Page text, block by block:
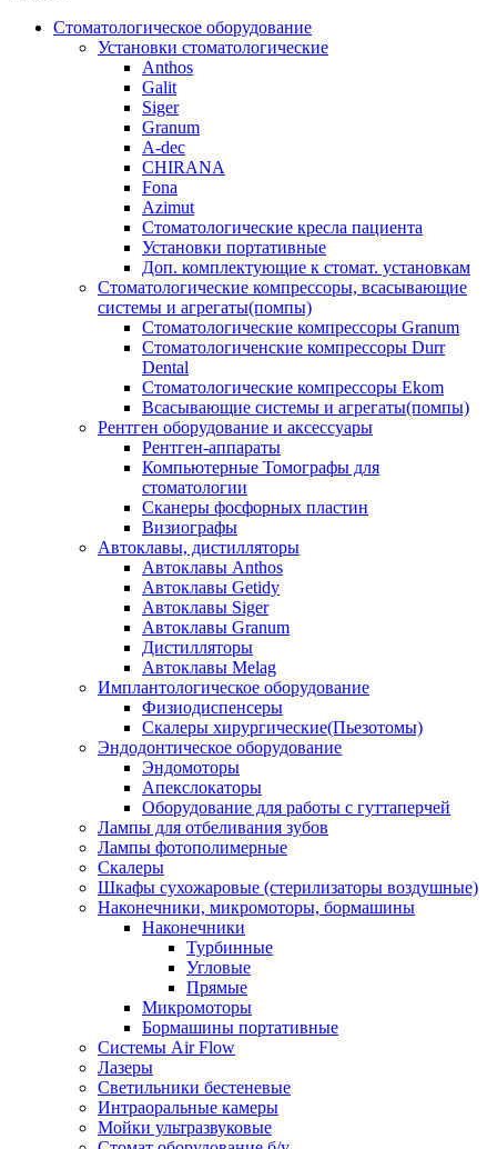
Стоматологическое оборудование
Установки стоматологические
Anthos
Galit
Siger
Granum
A-dec
CHIRANA
Fona
Azimut
Стоматологические кресла пациента
Установки портативные
Доп. комплектующие к стомат. установкам
Стоматологические компрессоры, всасывающие
системы и агрегаты(помпы)
Стоматологические компрессоры Granum
Стоматологиченские компрессоры Durr
Dental
Стоматологические компрессоры Ekom
Всасывающие системы и агрегаты(помпы)
Рентген оборудование и аксессуары
Рентген-аппараты
Компьютерные Томографы для
стоматологии
Сканеры фосфорных пластин
Визиографы
Автоклавы, дистилляторы
Автоклавы Anthos
Автоклавы Getidy
Автоклавы Siger
Автоклавы Granum
Дистилляторы
Автоклавы Melag
Имплантологическое оборудование
Физиодиспенсеры
Скалеры хирургические(Пьезотомы)
Эндодонтическое оборудование
Эндомоторы
Апекслокаторы
Оборудование для работы с гуттаперчей
Лампы для отбеливания зубов
Лампы фотополимерные
Скалеры
Шкафы сухожаровые (стерилизаторы воздушные)
Наконечники, микромоторы, бормашины
Наконечники
Турбинные
Угловые
Прямые
Микромоторы
Бормашины портативные
Системы Air Flow
Лазеры
Светильники бестеневые
Интраоральные камеры
Мойки ультразвуковые